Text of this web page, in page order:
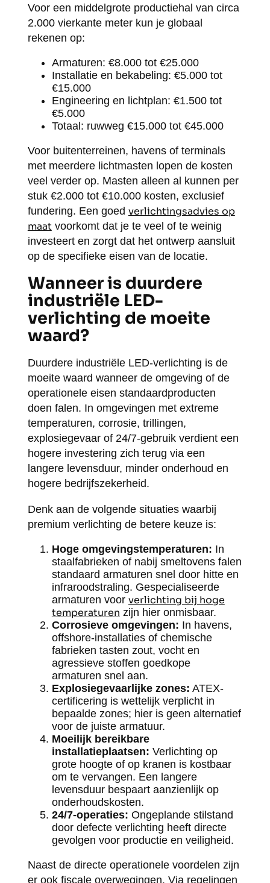
Voor een middelgrote productiehal van circa
2.000 vierkante meter kun je globaal
rekenen op:
Armaturen: €8.000 tot €25.000
Installatie en bekabeling: €5.000 tot
€15.000
Engineering en lichtplan: €1.500 tot
€5.000
Totaal: ruwweg €15.000 tot €45.000
Voor buitenterreinen, havens of terminals
met meerdere lichtmasten lopen de kosten
veel verder op. Masten alleen al kunnen per
stuk €2.000 tot €10.000 kosten, exclusief
fundering. Een goed verlichtingsadvies op
maat voorkomt dat je te veel of te weinig
investeert en zorgt dat het ontwerp aansluit
op de specifieke eisen van de locatie.
Wanneer is duurdere
industriële LED-
verlichting de moeite
waard?
Duurdere industriële LED-verlichting is de
moeite waard wanneer de omgeving of de
operationele eisen standaardproducten
doen falen. In omgevingen met extreme
temperaturen, corrosie, trillingen,
explosiegevaar of 24/7-gebruik verdient een
hogere investering zich terug via een
langere levensduur, minder onderhoud en
hogere bedrijfszekerheid.
Denk aan de volgende situaties waarbij
premium verlichting de betere keuze is:
Hoge omgevingstemperaturen: In
staalfabrieken of nabij smeltovens falen
standaard armaturen snel door hitte en
infraroodstraling. Gespecialiseerde
armaturen voor verlichting bij hoge
temperaturen zijn hier onmisbaar.
Corrosieve omgevingen: In havens,
offshore-installaties of chemische
fabrieken tasten zout, vocht en
agressieve stoffen goedkope
armaturen snel aan.
Explosiegevaarlijke zones: ATEX-
certificering is wettelijk verplicht in
bepaalde zones; hier is geen alternatief
voor de juiste armatuur.
Moeilijk bereikbare
installatieplaatsen: Verlichting op
grote hoogte of op kranen is kostbaar
om te vervangen. Een langere
levensduur bespaart aanzienlijk op
onderhoudskosten.
24/7-operaties: Ongeplande stilstand
door defecte verlichting heeft directe
gevolgen voor productie en veiligheid.
Naast de directe operationele voordelen zijn
er ook fiscale overwegingen. Via regelingen